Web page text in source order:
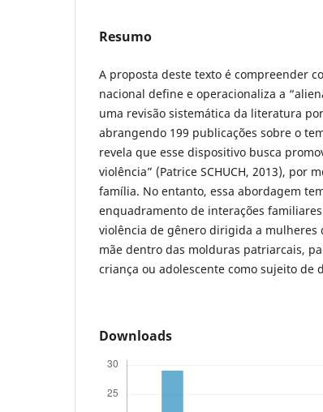
Resumo
A proposta deste texto é compreender
nacional define e operacionaliza a
uma revisão sistemática da literatura
abrangendo 199 publicações sobre o
revela que esse dispositivo busca
violência” (Patrice SCHUCH, 2013), por
família. No entanto, essa abordagem
enquadramento de interações
violência de gênero dirigida a mulheres
mãe dentro das molduras patriarcais,
criança ou adolescente como sujeito de
Downloads